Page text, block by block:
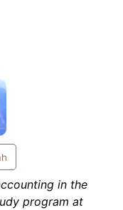
in the
program at